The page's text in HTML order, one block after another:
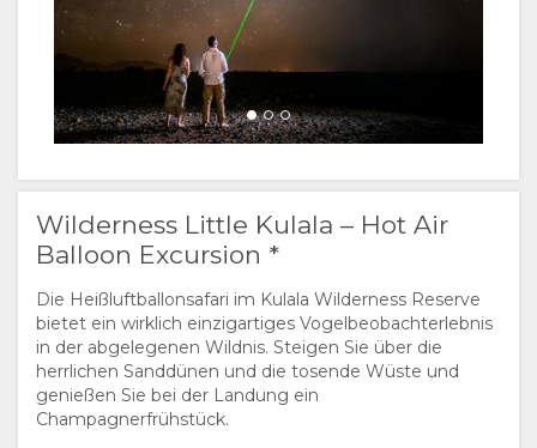
Wilderness Little Kulala – Hot Air
Balloon Excursion *
Die Heißluftballonsafari im Kulala Wilderness Reserve
bietet ein wirklich einzigartiges Vogelbeobachterlebnis
in der abgelegenen Wildnis. Steigen Sie über die
herrlichen Sanddünen und die tosende Wüste und
genießen Sie bei der Landung ein
Champagnerfrühstück.